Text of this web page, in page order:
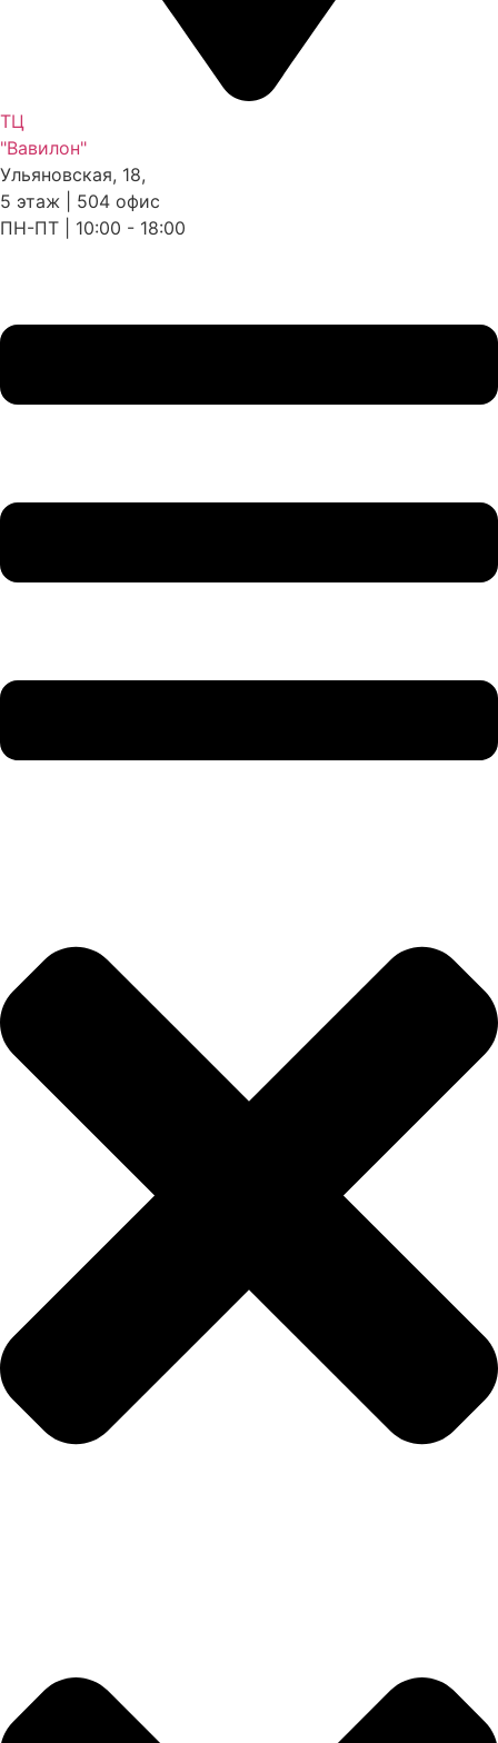
ТЦ
"Вавилон"
Ульяновская, 18,
5 этаж | 504 офис
ПН-ПТ | 10:00 - 18:00